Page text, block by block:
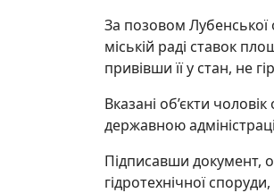
За позовом Лубенської
міській раді ставок
привівши її у стан, не
Вказані об’єкти
державною
Підписавши документ,
гідротехнічної